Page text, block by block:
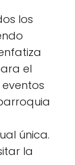
los
el
única.
la